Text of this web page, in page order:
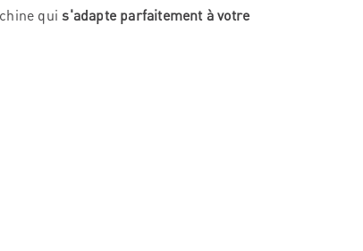
quis'adapte parfaitement à votre